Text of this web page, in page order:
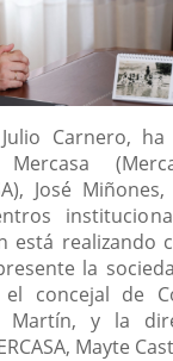
Julio Carnero,
José
está realizando
la
concejal de
Martín, y la
Mayte